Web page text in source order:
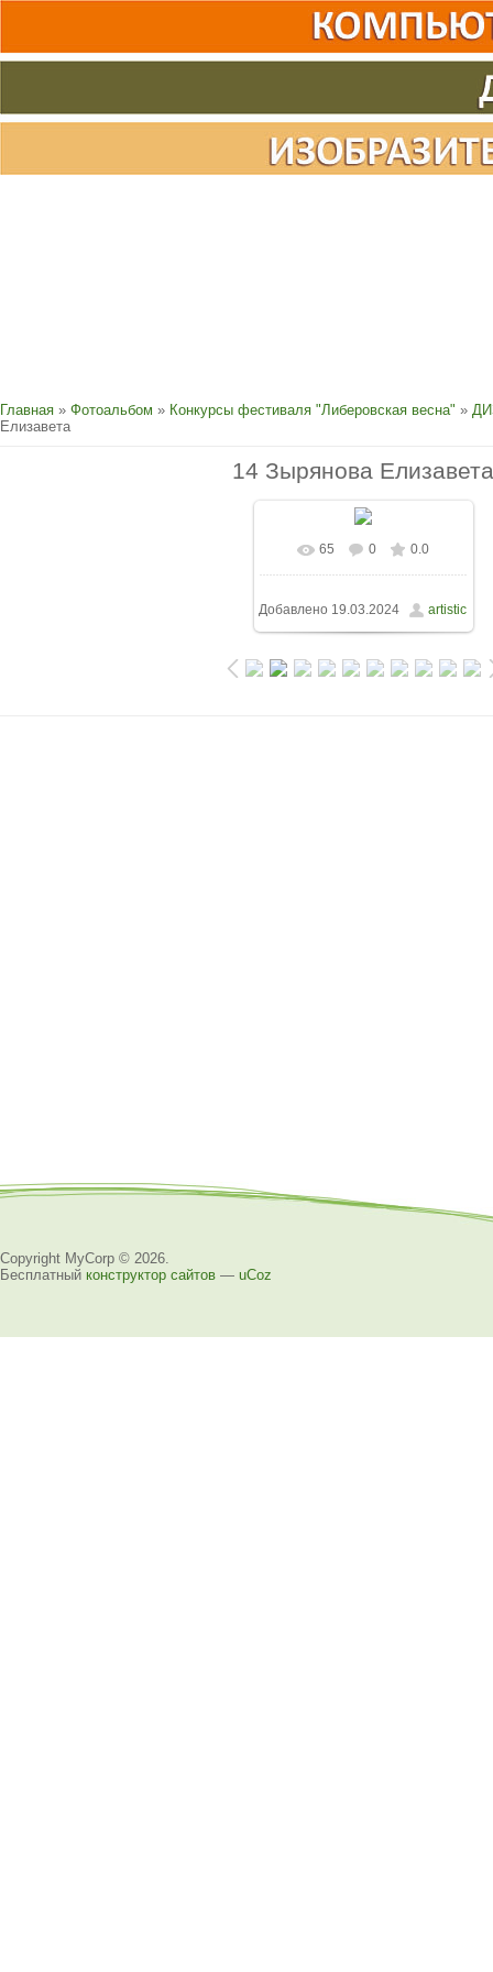
Главная » Фотоальбом » Конкурсы фестиваля "Либеровская весна" »
Елизавета
14 Зырянова Елизавета
65 0 0.0
Добавлено 19.03.2024 artistic
Copyright MyCorp © 2026
Бесплатный конструктор сайтов — uCoz